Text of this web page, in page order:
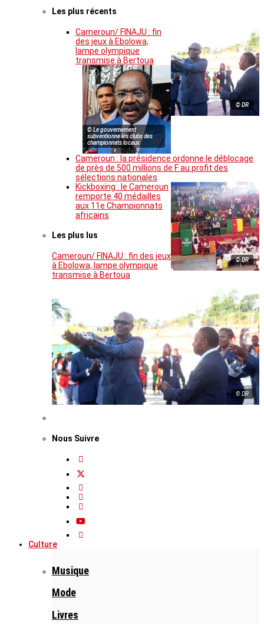
Les plus récents
© DR
Cameroun/ FINAJU : fin
des jeux à Ebolowa,
lampe olympique
transmise à Bertoua
© Le gouvernement
subventionne les clubs des
championnats locaux
Cameroun : la présidence ordonne le déblocage
de près de 500 millions de F au profit des
sélections nationales
© DR
Kickboxing : le Cameroun
remporte 40 médailles
aux 11e Championnats
africains
Les plus lus
Cameroun/ FINAJU : fin des jeux
à Ebolowa, lampe olympique
transmise à Bertoua
© DR
Nous Suivre
Culture
Musique
Mode
Livres